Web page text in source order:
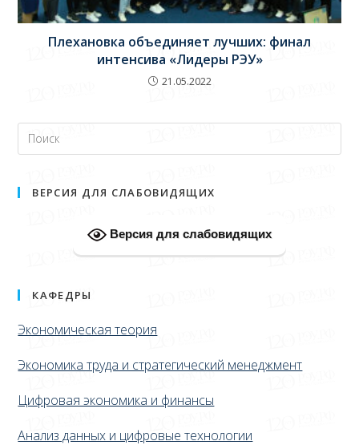
Плехановка объединяет лучших: финал
интенсива «Лидеры РЭУ»
21.05.2022
ВЕРСИЯ ДЛЯ СЛАБОВИДЯЩИХ
Версия для слабовидящих
КАФЕДРЫ
Экономическая теория
Экономика труда и стратегический менеджмент
Цифровая экономика и финансы
Анализ данных и цифровые технологии